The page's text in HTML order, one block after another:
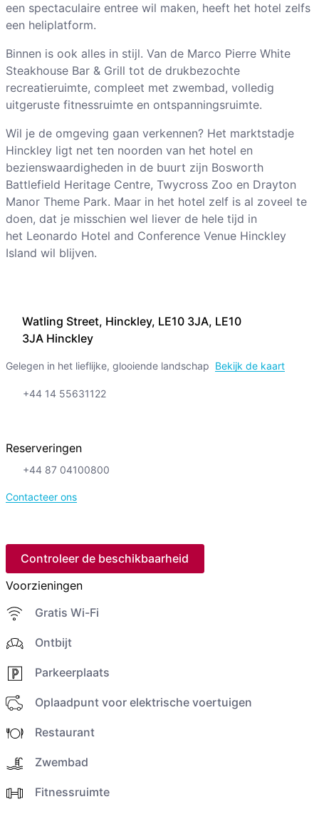
Watling Street, Hinckley, LE10 3JA, LE10
3JA Hinckley
Gelegen in het lieflijke, glooiende landschap Bekijk de kaart
+44 14 55631122
Reserveringen
+44 87 04100800
Contacteer ons
Controleer de beschikbaarheid
Voorzieningen
Gratis Wi-Fi
Ontbijt
Parkeerplaats
Oplaadpunt voor elektrische voertuigen
Restaurant
Zwembad
Fitnessruimte
een spectaculaire entree wil maken, heeft het hotel zelfs
een heliplatform.
Binnen is ook alles in stijl. Van de Marco Pierre White
Steakhouse Bar & Grill tot de drukbezochte
recreatieruimte, compleet met zwembad, volledig
uitgeruste fitnessruimte en ontspanningsruimte.
Wil je de omgeving gaan verkennen? Het marktstadje
Hinckley ligt net ten noorden van het hotel en
bezienswaardigheden in de buurt zijn Bosworth
Battlefield Heritage Centre, Twycross Zoo en Drayton
Manor Theme Park. Maar in het hotel zelf is al zoveel te
doen, dat je misschien wel liever de hele tijd in
het Leonardo Hotel and Conference Venue Hinckley
Island wil blijven.